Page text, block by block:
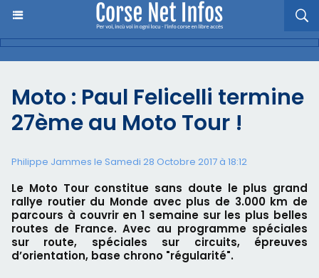
Moto : Paul Felicelli termine
27ème au Moto Tour !
Philippe Jammes le Samedi 28 Octobre 2017 à 18:12
Le Moto Tour constitue sans doute le plus grand
rallye routier du Monde avec plus de 3.000 km de
parcours à couvrir en 1 semaine sur les plus belles
routes de France. Avec au programme spéciales
sur route, spéciales sur circuits, épreuves
d’orientation, base chrono "régularité".